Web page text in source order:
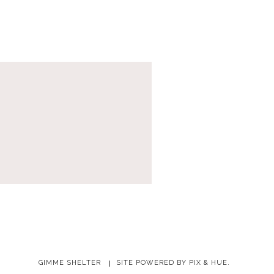
GIMME SHELTER SITE POWERED BY PIX & HUE.